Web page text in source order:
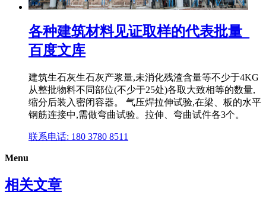
各种建筑材料见证取样的代表批量_
百度文库
建筑生石灰生石灰产浆量,未消化残渣含量等不少于4KG
从整批物料不同部位(不少于25处)各取大致相等的数量,
缩分后装入密闭容器。 气压焊拉伸试验,在梁、板的水平
钢筋连接中,需做弯曲试验。拉伸、弯曲试件各3个。
联系电话: 180 3780 8511
Menu
相关文章